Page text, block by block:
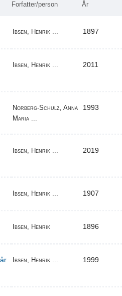
Forfatter/person År
Ibsen, Henrik ... 1897
Ibsen, Henrik ... 2011
Norberg-Schulz, Anna
Maria ...
1993
Ibsen, Henrik ... 2019
Ibsen, Henrik ... 1907
Ibsen, Henrik 1896
Ibsen, Henrik ... 1999